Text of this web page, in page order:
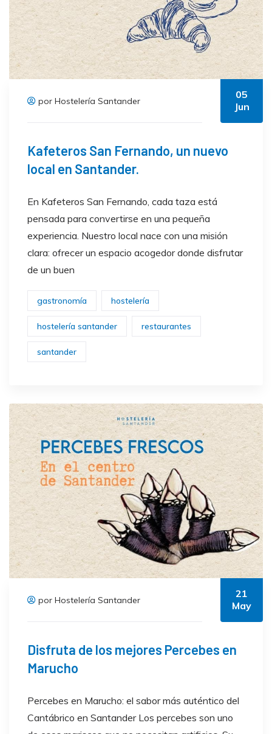
por Hostelería Santander
05
Jun
Kafeteros San Fernando, un nuevo
local en Santander.
En Kafeteros San Fernando, cada taza está
pensada para convertirse en una pequeña
experiencia. Nuestro local nace con una misión
clara: ofrecer un espacio acogedor donde disfrutar
de un buen
gastronomía hostelería
hostelería santander restaurantes
santander
por Hostelería Santander
21
May
Disfruta de los mejores Percebes en
Marucho
Percebes en Marucho: el sabor más auténtico del
Cantábrico en Santander Los percebes son uno